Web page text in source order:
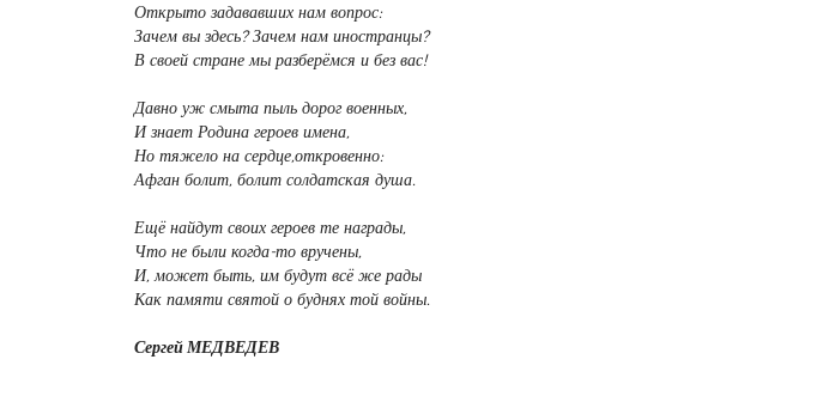
Открыто задававших нам вопрос:
Зачем вы здесь? Зачем нам иностранцы?
В своей стране мы разберёмся и без вас!
Давно уж смыта пыль дорог военных,
И знает Родина героев имена,
Но тяжело на сердце,откровенно:
Афган болит, болит солдатская душа.
Ещё найдут своих героев те награды,
Что не были когда-то вручены,
И, может быть, им будут всё же рады
Как памяти святой о буднях той войны.
Сергей МЕДВЕДЕВ